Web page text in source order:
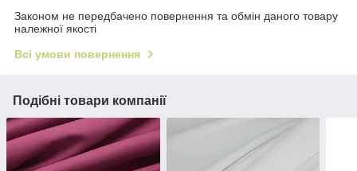
Законом не передбачено повернення та обмін даного товару
належної якості
Всі умови повернення
Подібні товари компанії